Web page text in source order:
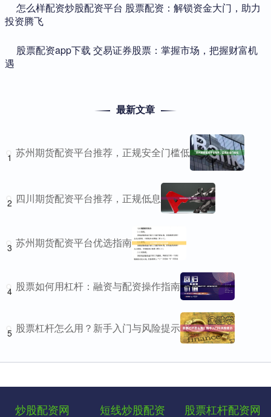
​怎么样配资炒股配资平台 股票配资：解锁资金大门，助力
投资腾飞
​股票配资app下载 交易证券股票：掌握市场，把握财富机
遇
最新文章
1 苏州期货配资平台推荐，正规安全门槛低
2 四川期货配资平台推荐，正规低息
3 苏州期货配资平台优选指南
4 股票如何用杠杆：融资与配资操作指南
5 股票杠杆怎么用？新手入门与风险提示
炒股配资网 短线炒股配资 股票杠杆配资网